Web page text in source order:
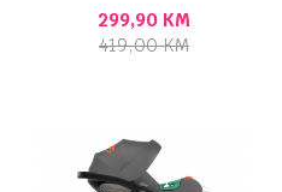
299,90 KM
419,00KM